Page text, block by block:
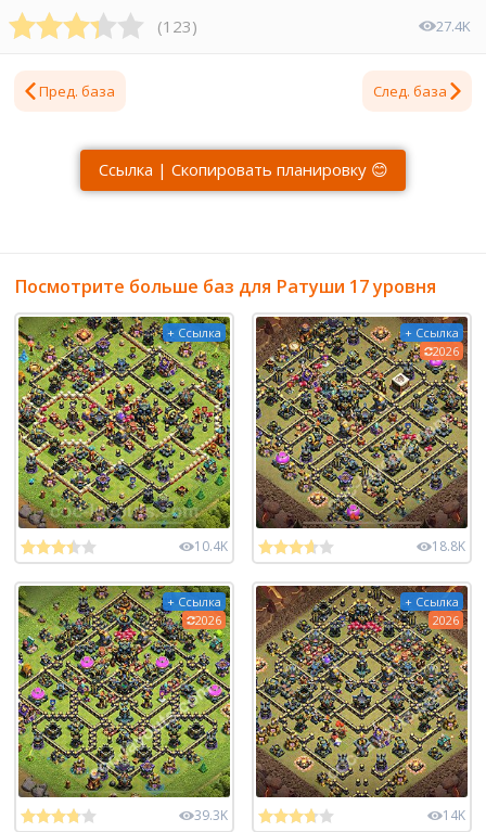
(123) 27.4K
Пред. база След. база
Ссылка | Скопировать планировку 😊
Посмотрите больше баз для Ратуши 17 уровня
+ Ссылка
10.4K
+ Ссылка
2026
18.8K
+ Ссылка
2026
39.3K
+ Ссылка
2026
14K